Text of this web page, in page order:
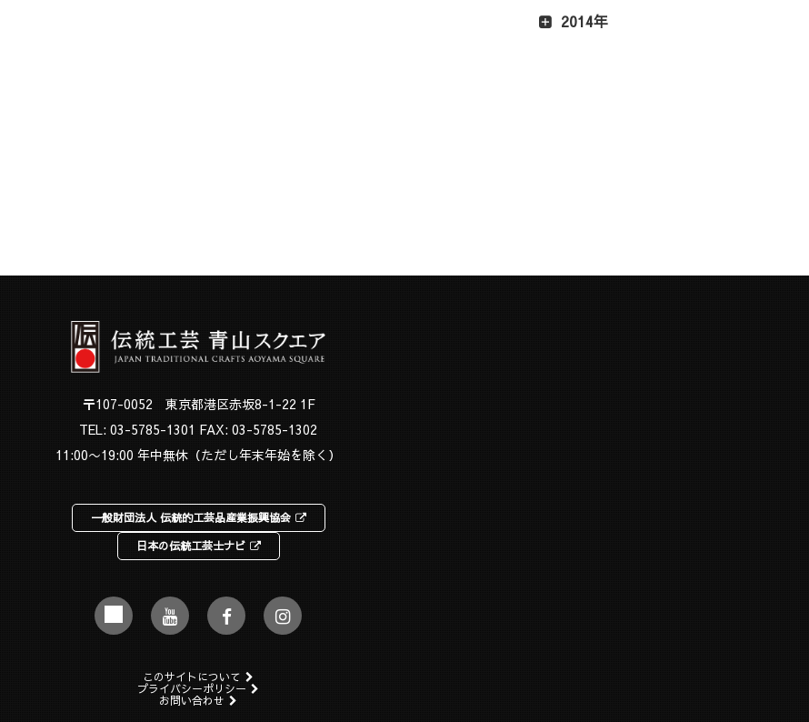
2014年
〒107-0052 東京都港区赤坂8-1-22 1F
TEL: 03-5785-1301 FAX: 03-5785-1302
11:00〜19:00 年中無休（ただし年末年始を除く）
一般財団法人 伝統的工芸品産業振興協会
日本の伝統工芸士ナビ
このサイトについて
プライバシーポリシー
お問い合わせ